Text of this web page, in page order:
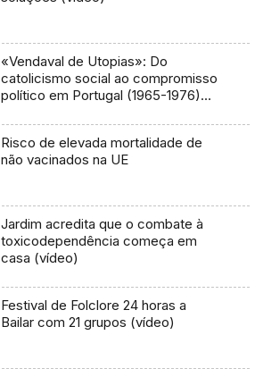
«Vendaval de Utopias»: Do
catolicismo social ao compromisso
político em Portugal (1965-1976)
Risco de elevada mortalidade de
não vacinados na UE
Jardim acredita que o combate à
toxicodependência começa em
casa (vídeo)
Festival de Folclore 24 horas a
Bailar com 21 grupos (vídeo)